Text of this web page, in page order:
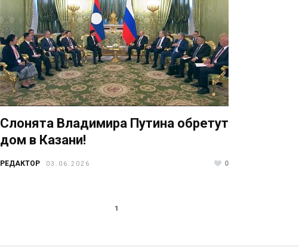
Слонята Владимира Путина обретут
дом в Казани!
РЕДАКТОР 03.06.2026 0
1